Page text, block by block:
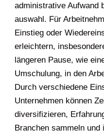
administrative Aufwand
auswahl. Für
Einstieg oder
erleichtern,
längeren Pause, wie
Umschulung, in den
Durch verschiedene
Unternehmen können
diversifizieren,
Branchen sammeln